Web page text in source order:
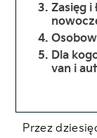
Zasięg i
Dla
van i
Przez